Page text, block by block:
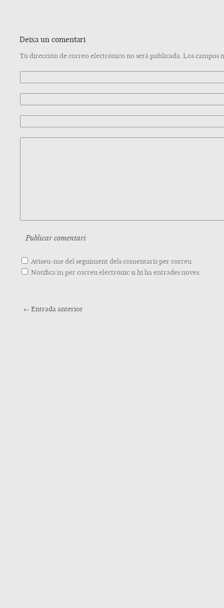
Deixa un comentari
Tu dirección de correo electrónico no será publicada. Los campos
Aviseu-me del seguiment dels comentaris per correu.
Notifica'm per correu electrònic si hi ha entrades noves.
← Entrada anterior